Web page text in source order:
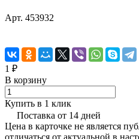
Арт. 453932
1 ₽
В корзину
Купить в 1 клик
Поставка от 14 дней
Цена в карточке не является
отличаться от актуальной в